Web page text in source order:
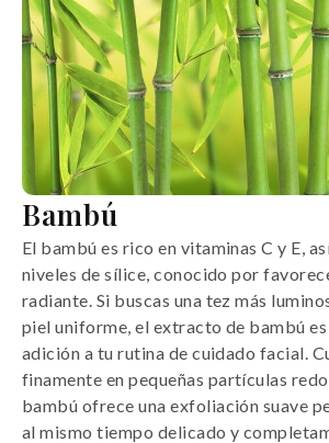
Bambú
El bambú es rico en vitaminas C y E,
niveles de sílice, conocido por
radiante. Si buscas una tez más
piel uniforme, el extracto de bambú
adición a tu rutina de cuidado facial.
finamente en pequeñas partículas
bambú ofrece una exfoliación suave
al mismo tiempo delicado y